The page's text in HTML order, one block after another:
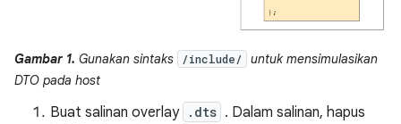
Gambar 1. Gunakan sintaks /include/
untuk mensimulasikan
DTO pada host
Buat salinan overlay .dts . Dalam salinan, hapus